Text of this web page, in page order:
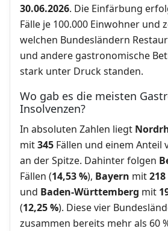
30.06.2026. Die Einfärbung
Fälle je 100.000 Einwohner und
welchen Bundesländern
und andere gastronomische
stark unter Druck standen.
Wo gab es die meisten
Insolvenzen?
In absoluten Zahlen liegt
mit345 Fällen und einem Anteil
an der Spitze. Dahinter folgen
Fällen (14,53 %), Bayern mit218
und Baden-Württemberg mit
(12,25 %). Diese vier
zusammen bereits mehr als 60